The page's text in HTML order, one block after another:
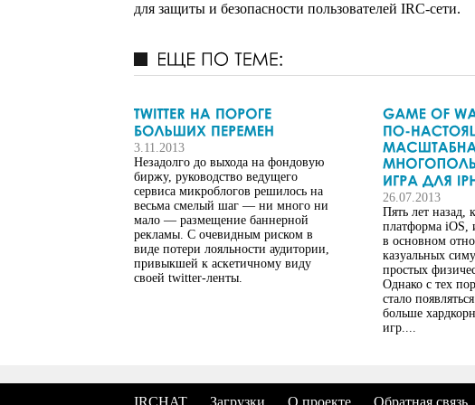
для защиты и безопасности пользователей IRC-сети.
3.11.2013
Незадолго до выхода на фондовую
биржу, руководство ведущего
сервиса микроблогов решилось на
весьма смелый шаг — ни много ни
мало — размещение баннерной
рекламы. С очевидным риском в
виде потери лояльности аудитории,
привыкшей к аскетичному виду
своей twitter-ленты.
26.07.2013
Пять лет назад,
платформа iOS,
в основном
казуальных
простых
Однако с тех
стало
больше
игр....
IRCHAT Загрузки О проекте Обратная связь